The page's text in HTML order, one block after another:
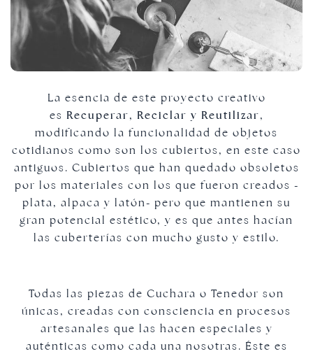
La esencia de este proyecto creativo
es Recuperar, Reciclar y Reutilizar,
modificando la funcionalidad de objetos
cotidianos como son los cubiertos, en este caso
antiguos. Cubiertos que han quedado obsoletos
por los materiales con los que fueron creados -
plata, alpaca y latón- pero que mantienen su
gran potencial estético, y es que antes hacían
las cuberterías con mucho gusto y estilo.
Todas las piezas de Cuchara o Tenedor son
únicas, creadas con consciencia en procesos
artesanales que las hacen especiales y
auténticas como cada una nosotras. Éste es
Joyas doradas